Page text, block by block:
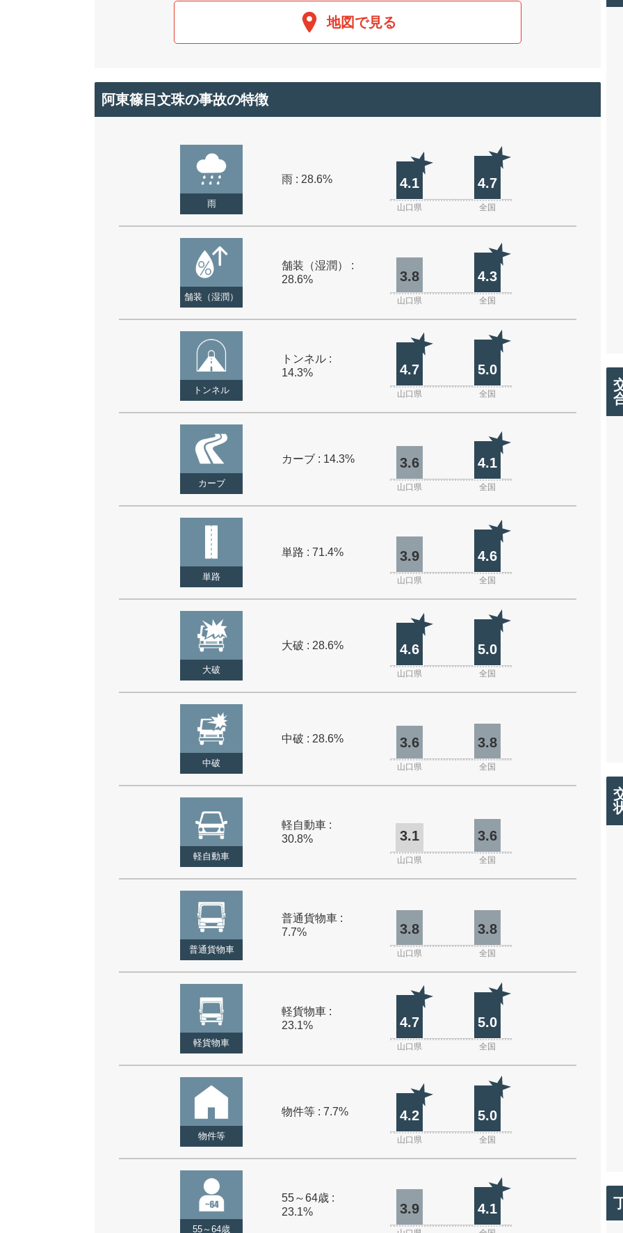
地図で見る
阿東篠目文珠の事故の特徴
雨
雨 : 28.6% 4.1 4.7
山口県 全国
舗装（湿潤）
舗装（湿潤） :
28.6%
3.8 4.3
山口県 全国
トンネル
トンネル :
14.3%
4.7 5.0
山口県 全国
カーブ
カーブ : 14.3% 3.6 4.1
山口県 全国
単路
単路 : 71.4% 3.9 4.6
山口県 全国
大破
大破 : 28.6% 4.6 5.0
山口県 全国
中破
中破 : 28.6% 3.6 3.8
山口県 全国
軽自動車
軽自動車 :
30.8%
3.1 3.6
山口県 全国
普通貨物車
普通貨物車 :
7.7%
3.8 3.8
山口県 全国
軽貨物車
軽貨物車 :
23.1%
4.7 5.0
山口県 全国
物件等
物件等 : 7.7% 4.2 5.0
山口県 全国
55～64歳
55～64歳 :
23.1%
3.9 4.1